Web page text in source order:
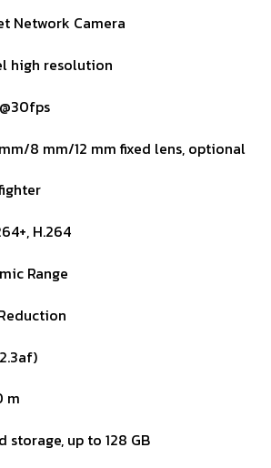
Network Camera
high resolution
8 mm/12 mm fixed lens, optional
H.264
Range
m
storage, up to 128 GB